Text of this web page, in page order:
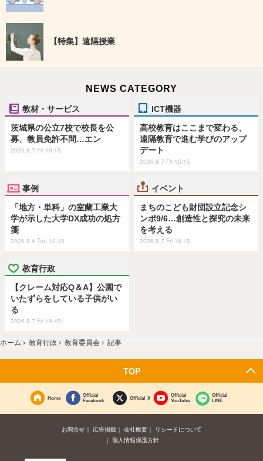
【特集】遠隔授業
NEWS CATEGORY
教材・サービス
茨城県の公立7校で校長を公
募、教員免許不問…エン
2026.8.7 Fri 19:15
ICT機器
高校教育はここまで変わる、
遠隔教育で進む学びのアップ
デート
2026.8.7 Fri 15:15
事例
「地方・単科」の室蘭工業大
学が示した大学DX成功の処方
箋
2026.8.4 Tue 12:15
イベント
まちのこども財団設立記念シ
ンポ9/6…創造性と探究の未来
を考える
2026.8.7 Fri 16:15
教育行政
【クレーム対応Q＆A】公園で
いたずらをしている子供がい
る
2026.8.7 Fri 19:45
ホーム › 教育行政 › 教育委員会 › 記事
TOP
Home
Official
Facebook
Official X
Official
YouTube
Official
LINE
お問合せ 広告掲載 会社概要
リシードについて
個人情報保護方針